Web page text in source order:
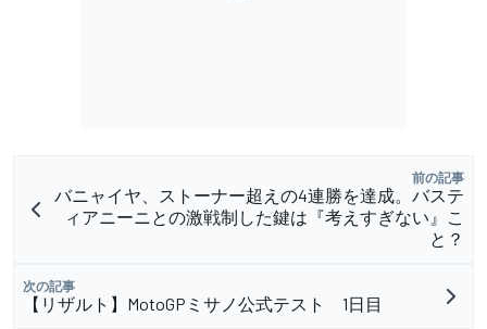
前の記事
バニャイヤ、ストーナー超えの4連勝を達成。バステ
ィアニーニとの激戦制した鍵は『考えすぎない』こ
と？
次の記事
【リザルト】MotoGPミサノ公式テスト 1日目